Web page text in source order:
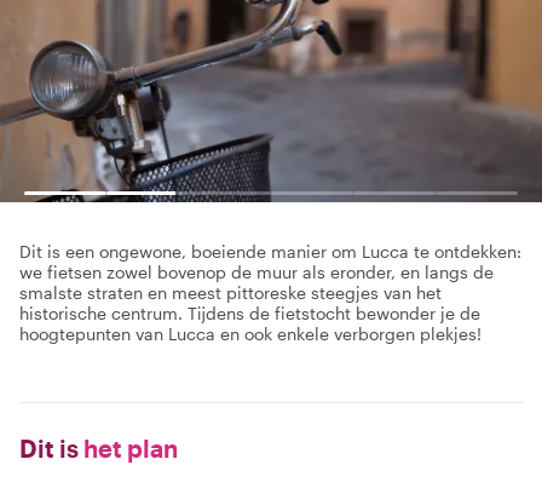
Dit is een ongewone, boeiende manier om Lucca te ontdekken:
we fietsen zowel bovenop de muur als eronder, en langs de
smalste straten en meest pittoreske steegjes van het
historische centrum. Tijdens de fietstocht bewonder je de
hoogtepunten van Lucca en ook enkele verborgen plekjes!
Dit is het plan